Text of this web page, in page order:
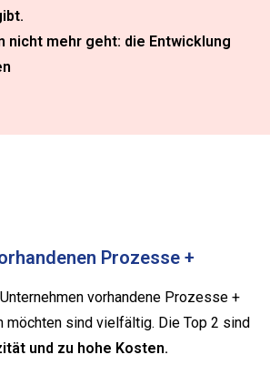
nicht mehr geht: die Entwicklung
Prozesse +
vorhandene Prozesse +
möchten sind vielfältig. Die Top 2 sind
und zu hohe Kosten.